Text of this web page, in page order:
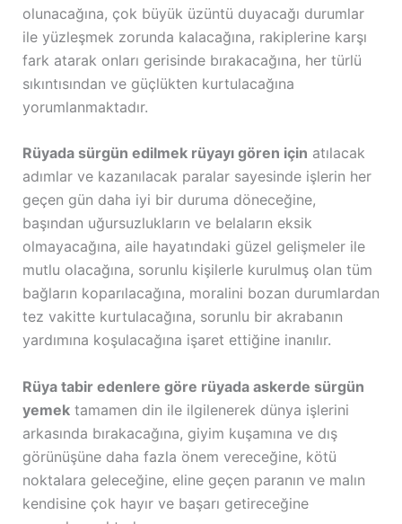
olunacağına, çok büyük üzüntü duyacağı durumlar
ile yüzleşmek zorunda kalacağına, rakiplerine karşı
fark atarak onları gerisinde bırakacağına, her türlü
sıkıntısından ve güçlükten kurtulacağına
yorumlanmaktadır.
Rüyada sürgün edilmek rüyayı gören için atılacak
adımlar ve kazanılacak paralar sayesinde işlerin her
geçen gün daha iyi bir duruma döneceğine,
başından uğursuzlukların ve belaların eksik
olmayacağına, aile hayatındaki güzel gelişmeler ile
mutlu olacağına, sorunlu kişilerle kurulmuş olan tüm
bağların koparılacağına, moralini bozan durumlardan
tez vakitte kurtulacağına, sorunlu bir akrabanın
yardımına koşulacağına işaret ettiğine inanılır.
Rüya tabir edenlere göre rüyada askerde sürgün
yemektamamen din ile ilgilenerek dünya işlerini
arkasında bırakacağına, giyim kuşamına ve dış
görünüşüne daha fazla önem vereceğine, kötü
noktalara geleceğine, eline geçen paranın ve malın
kendisine çok hayır ve başarı getireceğine